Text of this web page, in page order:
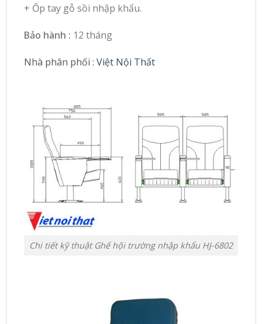
+ Ốp tay gỗ sồi nhập khẩu.
Bảo hành : 12 tháng
Nhà phân phối : Việt Nội Thất
Chi tiết kỹ thuật Ghế hội trường nhập khẩu HJ-6802